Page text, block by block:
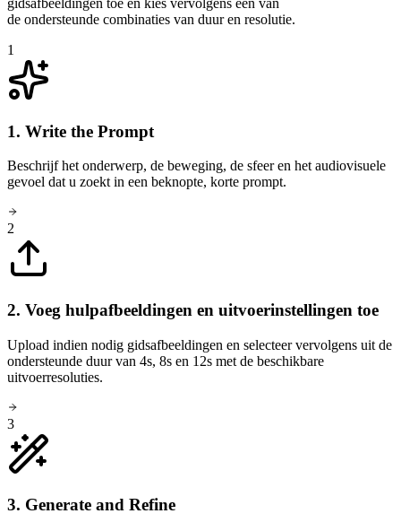
de ondersteunde combinaties van duur en resolutie.
1
1. Write the Prompt
Beschrijf het onderwerp, de beweging, de sfeer en het audiovisuele
gevoel dat u zoekt in een beknopte, korte prompt.
2
2. Voeg hulpafbeeldingen en uitvoerinstellingen toe
Upload indien nodig gidsafbeeldingen en selecteer vervolgens uit de
ondersteunde duur van 4s, 8s en 12s met de beschikbare
uitvoerresoluties.
3
3. Generate and Refine